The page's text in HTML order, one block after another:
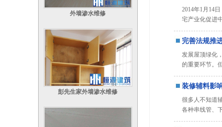
外墙渗水维修
彭先生家外墙渗水维修
2014年1月14
宅产业化促进
完善法规推
发展屋顶绿化
的重要环节。
装修辅料影
很多人不知道
各种串线管、